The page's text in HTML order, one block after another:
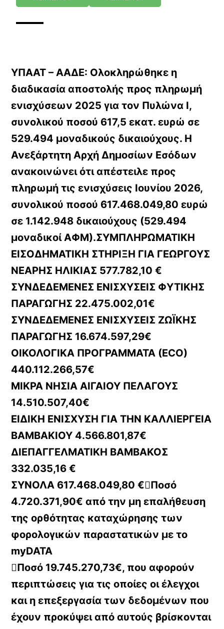
ΥΠΑΑΤ – ΑΑΔΕ: Ολοκληρώθηκε η
διαδικασία αποστολής προς πληρωμή
ενισχύσεων 2025 για τον Πυλώνα Ι,
συνολικού ποσού 617,5 εκατ. ευρώ σε
529.494 μοναδικούς δικαιούχους. Η
Ανεξάρτητη Αρχή Δημοσίων Εσόδων
ανακοινώνει ότι απέστειλε προς
πληρωμή τις ενισχύσεις Ιουνίου 2026,
συνολικού ποσού 617.468.049,80 ευρώ
σε 1.142.948 δικαιούχους (529.494
μοναδικοί ΑΦΜ).ΣΥΜΠΛΗΡΩΜΑΤΙΚΗ
ΕΙΣΟΔΗΜΑΤΙΚΗ ΣΤΗΡΙΞΗ ΓΙΑ ΓΕΩΡΓΟΥΣ
ΝΕΑΡΗΣ ΗΛΙΚΙΑΣ 577.782,10 €
ΣΥΝΔΕΔΕΜΕΝΕΣ ΕΝΙΣΧΥΣΕΙΣ ΦΥΤΙΚΗΣ
ΠΑΡΑΓΩΓΗΣ 22.475.002,01€
ΣΥΝΔΕΔΕΜΕΝΕΣ ΕΝΙΣΧΥΣΕΙΣ ΖΩΪΚΗΣ
ΠΑΡΑΓΩΓΗΣ 16.674.597,29€
ΟΙΚΟΛΟΓΙΚΑ ΠΡΟΓΡΑΜΜΑΤΑ (ECO)
440.112.266,57€
ΜΙΚΡΑ ΝΗΣΙΑ ΑΙΓΑΙΟΥ ΠΕΛΑΓΟΥΣ
14.510.507,40€
ΕΙΔΙΚΗ ΕΝΙΣΧΥΣΗ ΓΙΑ ΤΗΝ ΚΑΛΛΙΕΡΓΕΙΑ
ΒΑΜΒΑΚΙΟΥ 4.566.801,87€
ΔΙΕΠΑΓΓΕΛΜΑΤΙΚΗ ΒΑΜΒΑΚΟΣ
332.035,16 €
ΣΥΝΟΛΑ 617.468.049,80 €Ποσό
4.720.371,90€ από την μη επαλήθευση
της ορθότητας καταχώρησης των
φορολογικών παραστατικών με το
myDATA
Ποσό 19.745.270,73€, που αφορούν
περιπτώσεις για τις οποίες οι έλεγχοι
και η επεξεργασία των δεδομένων που
έχουν προκύψει από αυτούς βρίσκονται